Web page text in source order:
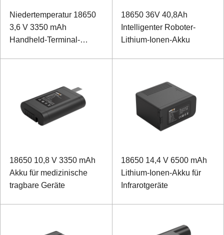
Niedertemperatur 18650
3,6 V 3350 mAh
Handheld-Terminal-
18650 36V 40,8Ah
Intelligenter Roboter-
Lithium-Ionen-Akku
18650 10,8 V 3350 mAh
Akku für medizinische
tragbare Geräte
18650 14,4 V 6500 mAh
Lithium-Ionen-Akku für
Infrarotgeräte